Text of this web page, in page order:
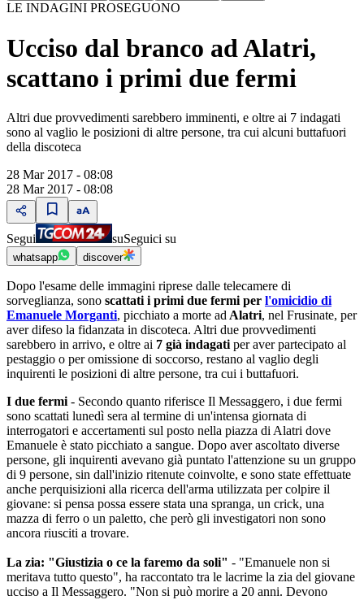
LE INDAGINI PROSEGUONO
Ucciso dal branco ad Alatri,
scattano i primi due fermi
Altri due provvedimenti sarebbero imminenti, e oltre ai 7 indagati
sono al vaglio le posizioni di altre persone, tra cui alcuni buttafuori
della discoteca
28 Mar 2017 - 08:08
28 Mar 2017 - 08:08
Segui suSeguici su
whatsapp discover
Dopo l'esame delle immagini riprese dalle telecamere di
sorveglianza, sono scattati i primi due fermi per l'omicidio di
Emanuele Morganti, picchiato a morte ad Alatri, nel Frusinate, per
aver difeso la fidanzata in discoteca. Altri due provvedimenti
sarebbero in arrivo, e oltre ai 7 già indagati per aver partecipato al
pestaggio o per omissione di soccorso, restano al vaglio degli
inquirenti le posizioni di altre persone, tra cui i buttafuori.
I due fermi - Secondo quanto riferisce Il Messaggero, i due fermi
sono scattati lunedì sera al termine di un'intensa giornata di
interrogatori e accertamenti sul posto nella piazza di Alatri dove
Emanuele è stato picchiato a sangue. Dopo aver ascoltato diverse
persone, gli inquirenti avevano già puntato l'attenzione su un gruppo
di 9 persone, sin dall'inizio ritenute coinvolte, e sono state effettuate
anche perquisizioni alla ricerca dell'arma utilizzata per colpire il
giovane: si pensa possa essere stata una spranga, un crick, una
mazza di ferro o un paletto, che però gli investigatori non sono
ancora riusciti a trovare.
La zia: "Giustizia o ce la faremo da soli" - "Emanuele non si
meritava tutto questo", ha raccontato tra le lacrime la zia del giovane
ucciso a Il Messaggero. "Non si può morire a 20 anni. Devono